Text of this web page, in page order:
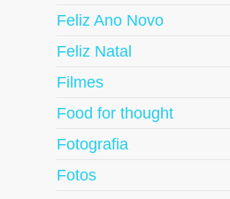
Feliz Ano Novo
Feliz Natal
Filmes
Food for thought
Fotografia
Fotos